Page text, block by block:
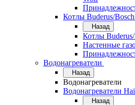
Котлы Buderus/Bosch
Назад
Котлы
Настенные
Водонагреватели
Назад
Водонагреватели
Водонагреватели
Назад